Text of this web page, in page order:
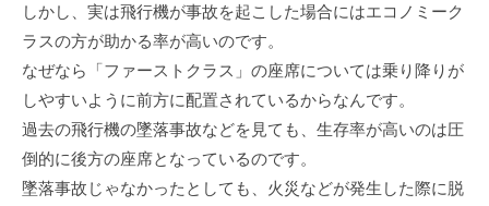
しかし、実は飛行機が事故を起こした場合にはエコノミーク
ラスの方が助かる率が高いのです。
なぜなら「ファーストクラス」の座席については乗り降りが
しやすいように前方に配置されているからなんです。
過去の飛行機の墜落事故などを見ても、生存率が高いのは圧
倒的に後方の座席となっているのです。
墜落事故じゃなかったとしても、火災などが発生した際に脱